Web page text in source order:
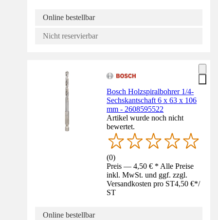
Online bestellbar
Nicht reservierbar
Bosch Holzspiralbohrer 1/4-
Sechskantschaft 6 x 63 x 106
mm - 2608595522
Artikel wurde noch nicht
bewertet.
(0)
Preis — 4,50 € * Alle Preise
inkl. MwSt. und ggf. zzgl.
Versandkosten pro ST4,50 €*/
ST
Online bestellbar